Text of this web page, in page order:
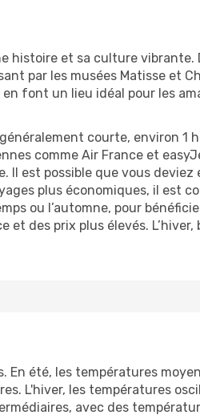
histoire et sa culture vibrante.
par les musées Matisse et
font un lieu idéal pour les
courte, environ 1
comme Air France et
Il est possible que vous
plus économiques, il est
ou l’automne, pour
des prix plus élevés. L’hiver,
En été, les températures
L'hiver, les températures
avec des